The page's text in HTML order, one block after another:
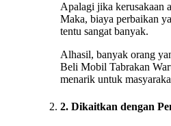
Apalagi jika kerusakaan
Maka, biaya perbaikan
tentu sangat banyak.
Alhasil, banyak orang
Beli Mobil Tabrakan
menarik untuk
2. Dikaitkan dengan